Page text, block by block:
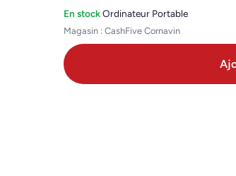
En stock·Ordinateur Portable
Magasin : CashFive Cornavin